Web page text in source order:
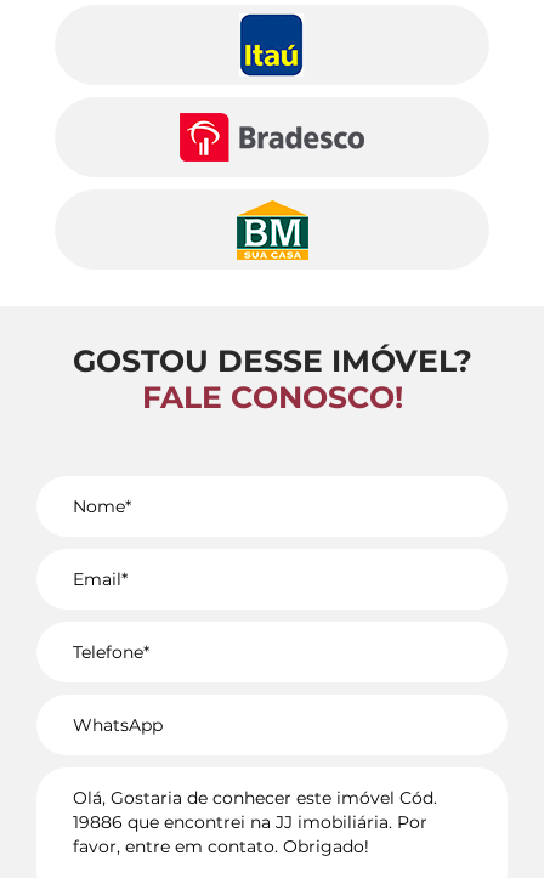
GOSTOU DESSE IMÓVEL?
FALE CONOSCO!